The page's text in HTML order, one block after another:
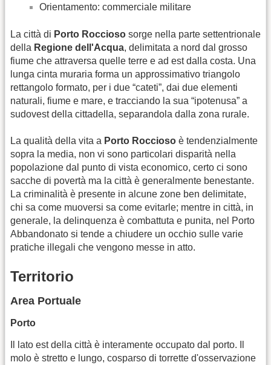
Orientamento: commerciale militare
La città di Porto Roccioso sorge nella parte settentrionale
della Regione dell'Acqua, delimitata a nord dal grosso
fiume che attraversa quelle terre e ad est dalla costa. Una
lunga cinta muraria forma un approssimativo triangolo
rettangolo formato, per i due “cateti”, dai due elementi
naturali, fiume e mare, e tracciando la sua “ipotenusa” a
sudovest della cittadella, separandola dalla zona rurale.
La qualità della vita a Porto Roccioso è tendenzialmente
sopra la media, non vi sono particolari disparità nella
popolazione dal punto di vista economico, certo ci sono
sacche di povertà ma la città è generalmente benestante.
La criminalità è presente in alcune zone ben delimitate,
chi sa come muoversi sa come evitarle; mentre in città, in
generale, la delinquenza è combattuta e punita, nel Porto
Abbandonato si tende a chiudere un occhio sulle varie
pratiche illegali che vengono messe in atto.
Territorio
Area Portuale
Porto
Il lato est della città è interamente occupato dal porto. Il
molo è stretto e lungo, cosparso di torrette d'osservazione